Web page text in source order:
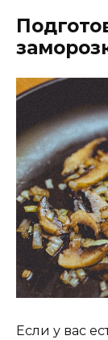
Если у вас